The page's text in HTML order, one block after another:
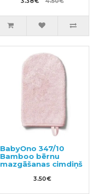
BabyOno 347/10
Bamboo bērnu
mazgāšanas cimdiņš
3.50€